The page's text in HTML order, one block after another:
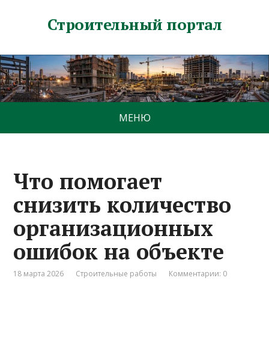
Строительный портал
МЕНЮ
Что помогает
снизить количество
организационных
ошибок на объекте
18 марта 2026 Строительные работы Комментарии: 0